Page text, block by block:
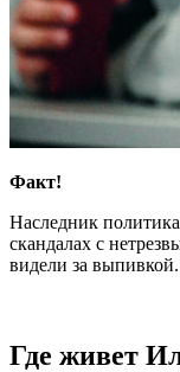
Факт!
Наследник
скандалах с
видели за
Где живет